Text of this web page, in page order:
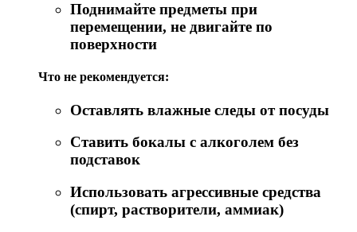
Поднимайте предметы при
перемещении, не двигайте по
поверхности
Что не рекомендуется:
Оставлять влажные следы от посуды
Ставить бокалы с алкоголем без
подставок
Использовать агрессивные средства
(спирт, растворители, аммиак)